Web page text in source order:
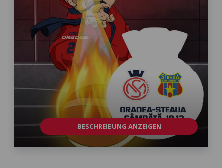
BESCHREIBUNG ANZEIGEN